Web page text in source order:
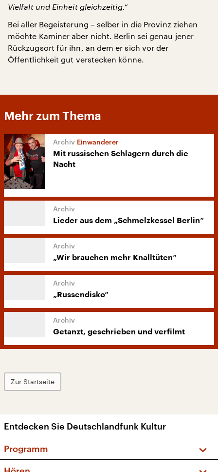
Vielfalt und Einheit gleichzeitig.“
Bei aller Begeisterung – selber in die Provinz ziehen
möchte Kaminer aber nicht. Berlin sei genau jener
Rückzugsort für ihn, an dem er sich vor der
Öffentlichkeit gut verstecken könne.
Mehr zum Thema
Einwanderer
Mit russischen Schlagern durch die
Nacht
Lieder aus dem „Schmelzkessel Berlin“
„Wir brauchen mehr Knalltüten“
„Russendisko“
Getanzt, geschrieben und verfilmt
Zur Startseite
Entdecken Sie Deutschlandfunk Kultur
Programm